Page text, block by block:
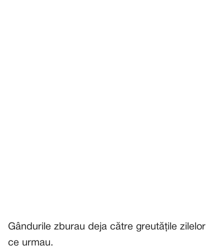
Gândurile zburau deja către greutățile zilelor
ce urmau.